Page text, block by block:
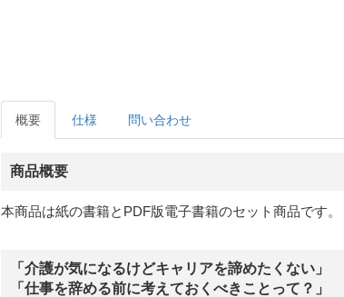
概要 仕様 問い合わせ
商品概要
本商品は紙の書籍とPDF版電子書籍のセット商品です
「介護が気になるけどキャリアを諦めたくない」
「仕事を辞める前に考えておくべきことって？」